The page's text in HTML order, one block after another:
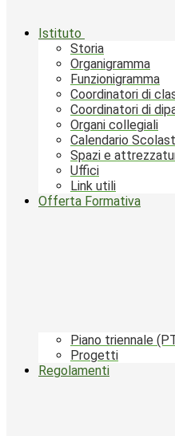
Istituto
Storia
Organigramma
Funzionigramma
Coordinatori di
Coordinatori di
Organi collegiali
Calendario
Spazi e
Uffici
Link utili
Offerta Formativa
Piano triennale
Progetti
Regolamenti